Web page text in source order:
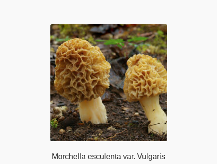
Morchella esculenta var. Vulgaris